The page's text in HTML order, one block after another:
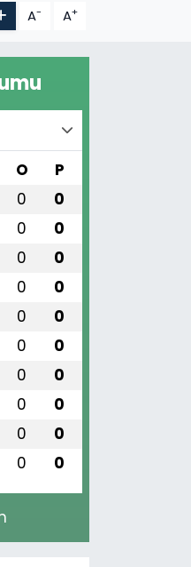
A- A+
O P
0 0
0 0
0 0
0 0
0 0
0 0
0 0
0 0
0 0
0 0